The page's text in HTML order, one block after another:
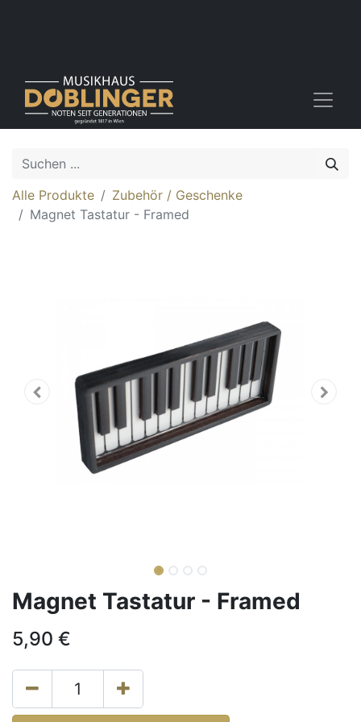
Alle Produkte
Zubehör / Geschenke
Magnet Tastatur - Framed
Magnet Tastatur - Framed
5,90 €